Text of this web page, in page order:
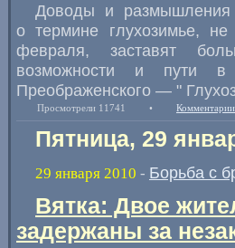
Доводы и размышления
о термине глухозимье, не
февраля, заставят
возможности и пути в
Преображенского — "
Просмотрели 11741 •
Пятница, 29
29 января 2010 - Борьба с
Вятка: Двое
задержаны за